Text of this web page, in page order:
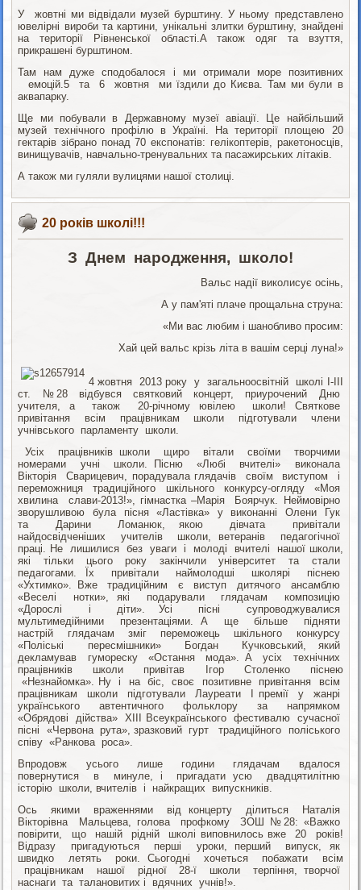
У
жовтні ми відвідали музей бурштину. У ньому представлено
ювелірні вироби та картини, унікальні злитки бурштину, знайдені
на території Рівненської області.А також одяг та взуття,
прикрашені бурштином.
Там нам дуже сподобалося і ми отримали море позитивних
емоцій.5 та 6 жовтня ми їздили до Києва. Там ми були в
аквапарку.
Ще ми побували в Державному музеї авіації. Це найбільший
музей технічного профілю в Україні. На території площею 20
гектарів зібрано понад 70 експонатів: гелікоптерів, ракетоносців,
винищувачів, навчально-тренувальних та пасажирських літаків.
А також ми гуляли вулицями нашої столиці.
20 років школі!!!
З Днем народження, школо!
Вальс надії виколисує осінь,
А у пам'яті плаче прощальна струна:
«Ми вас любим і шанобливо просим:
Хай цей вальс крізь літа в вашім серці луна!»
4 жовтня 2013 року у загальноосвітній школі І-ІІІ
ст. №28 відбувся святковий концерт, приурочений Дню
учителя, а також 20-річному ювілею школи! Святкове
привітання всім працівникам школи підготували члени
учнівського парламенту школи.
Усіх працівників школи щиро вітали своїми творчими
номерами учні школи. Пісню «Любі вчителі» виконала
Вікторія Сварицевич, порадувала глядачів своїм виступом і
переможниця традиційного шкільного конкурсу-огляду «Моя
хвилина слави-2013!», гімнастка –Марія Боярчук. Неймовірно
зворушливою була пісня «Ластівка» у виконанні Олени Гук
та Дарини Ломанюк, якою дівчата привітали
найдосвідченіших учителів школи, ветеранів педагогічної
праці. Не лишилися без уваги і молоді вчителі нашої школи,
які тільки цього року закінчили університет та стали
педагогами. Їх привітали наймолодші школярі піснею
«Ухтимко». Вже традиційним є виступ дитячого ансамблю
«Веселі нотки», які подарували глядачам композицію
«Дорослі і діти». Усі пісні супроводжувалися
мультимедійними презентаціями. А ще більше підняти
настрій глядачам зміг переможець шкільного конкурсу
«Поліські пересмішники» Богдан Кучковський, який
декламував гумореску «Остання мода». А усіх технічних
працівників школи привітав Ігор Столенко піснею
«Незнайомка». Ну і на біс, своє позитивне привітання всім
працівникам школи підготували Лауреати І премії у жанрі
українського автентичного фольклору за напрямком
«Обрядові дійства» ХІІІ Всеукраїнського фестивалю сучасної
пісні «Червона рута», зразковий гурт традиційного поліського
співу «Ранкова роса».
Впродовж усього лише години глядачам вдалося
повернутися в минуле, і пригадати усю двадцятилітню
історію школи, вчителів і найкращих випускників.
Ось якими враженнями від концерту ділиться Наталія
Вікторівна Мальцева, голова профкому ЗОШ №28: «Важко
повірити, що нашій рідній школі виповнилось вже 20 років!
Відразу пригадуються перші уроки, перший випуск, як
швидко летять роки. Сьогодні хочеться побажати всім
працівникам нашої рідної 28-ї школи терпіння, творчої
наснаги та талановитих і вдячних учнів!».